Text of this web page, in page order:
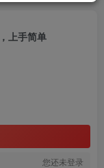
上手简单
您还未登录